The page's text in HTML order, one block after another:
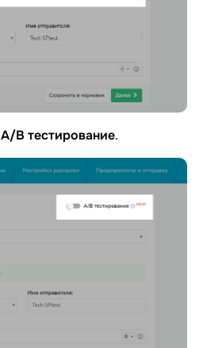
A/B тестирование.